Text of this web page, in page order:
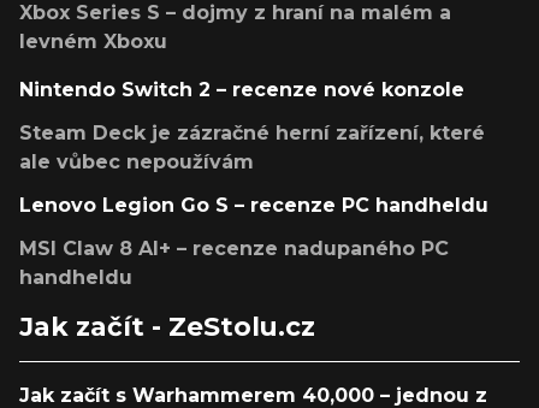
Xbox Series S – dojmy z hraní na malém a
levném Xboxu
Nintendo Switch 2 – recenze nové konzole
Steam Deck je zázračné herní zařízení, které
ale vůbec nepoužívám
Lenovo Legion Go S – recenze PC handheldu
MSI Claw 8 AI+ – recenze nadupaného PC
handheldu
Jak začít - ZeStolu.cz
Jak začít s Warhammerem 40,000 – jednou z